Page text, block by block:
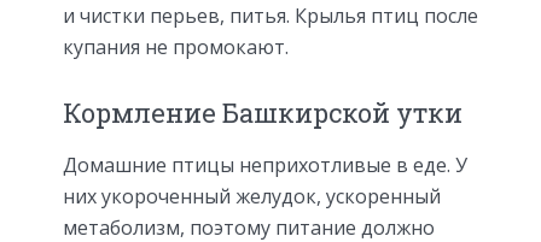
и чистки перьев, питья. Крылья птиц после
купания не промокают.
Кормление Башкирской утки
Домашние птицы неприхотливые в еде. У
них укороченный желудок, ускоренный
метаболизм, поэтому питание должно